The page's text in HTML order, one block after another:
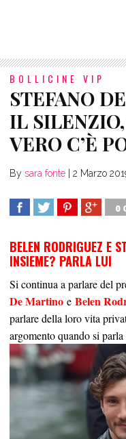
BOLLICINE VIP
STEFANO
IL
VERO C’È
By sara fonte 2 Marzo
0
BELEN RODRIGUEZ E
INSIEME? PARLA LUI
Si continua a parlare del
De Martino e Belen
parlare della loro vita
argomento quando si